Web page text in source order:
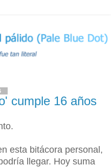
cumple 16 años
esta bitácora personal,
llegar. Hoy suma